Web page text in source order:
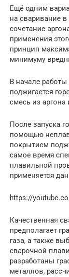
Ещё одним
на сваривание
сочетание
применения
принцип
минимуму
В начале
поджигается
смесь из
После запуска
помощью
покрытием
самое время
плавильной
применяется
https://
Качественная
предполагает
газа, а также
сварочной
разработаны
металлов,